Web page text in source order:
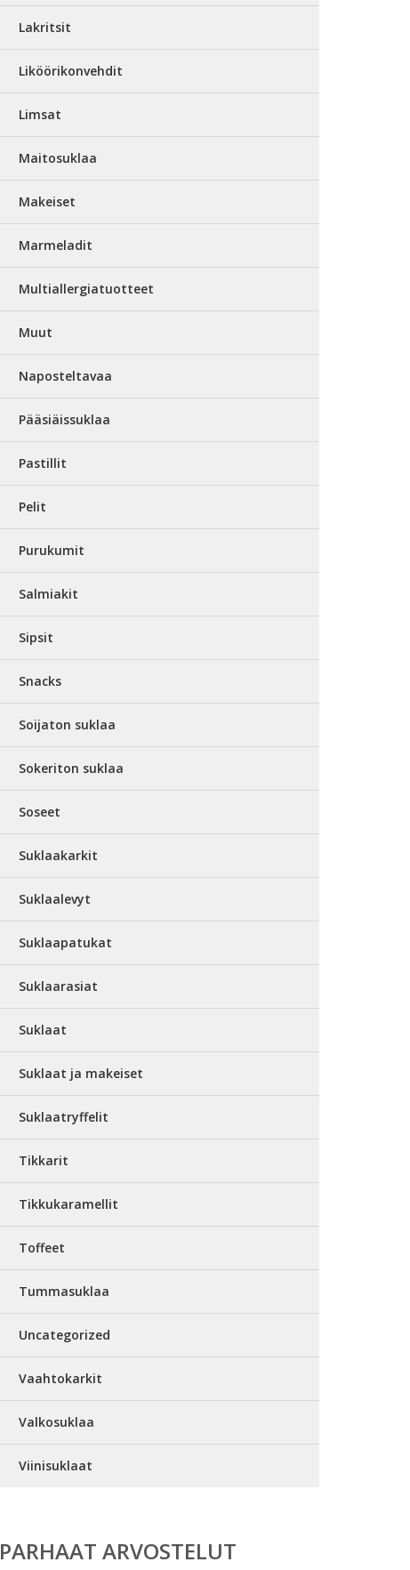
Lakritsit
Liköörikonvehdit
Limsat
Maitosuklaa
Makeiset
Marmeladit
Multiallergiatuotteet
Muut
Naposteltavaa
Pääsiäissuklaa
Pastillit
Pelit
Purukumit
Salmiakit
Sipsit
Snacks
Soijaton suklaa
Sokeriton suklaa
Soseet
Suklaakarkit
Suklaalevyt
Suklaapatukat
Suklaarasiat
Suklaat
Suklaat ja makeiset
Suklaatryffelit
Tikkarit
Tikkukaramellit
Toffeet
Tummasuklaa
Uncategorized
Vaahtokarkit
Valkosuklaa
Viinisuklaat
PARHAAT ARVOSTELUT